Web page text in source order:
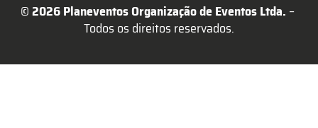
© 2026 Planeventos Organização de Eventos Ltda. –
Todos os direitos reservados.